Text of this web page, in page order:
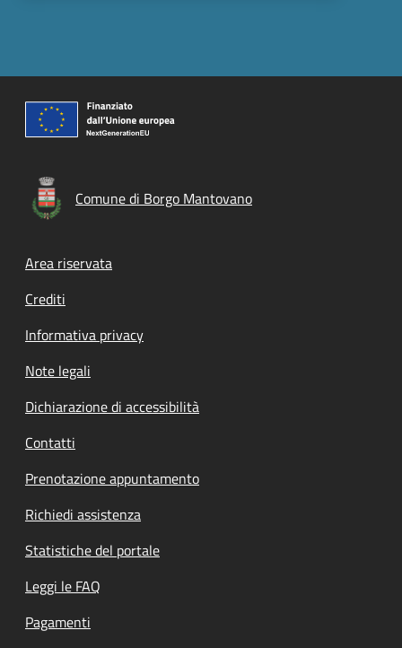
Comune di Borgo Mantovano
Footer menu
Area riservata
Crediti
Informativa privacy
Note legali
Dichiarazione di accessibilità
Contatti
Prenotazione appuntamento
Richiedi assistenza
Statistiche del portale
Leggi le FAQ
Pagamenti